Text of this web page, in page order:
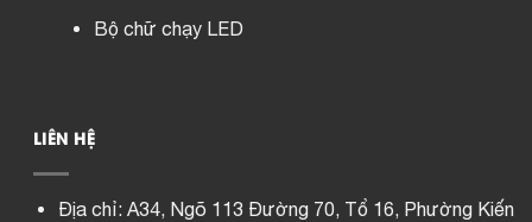
Bộ chữ chạy LED
LIÊN HỆ
Địa chỉ: A34, Ngõ 113 Đường 70, Tổ 16, Phường Kiến